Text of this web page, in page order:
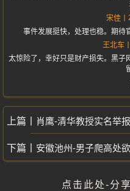
宋佳
事件发展挺快，处理也稳。期待
王北车
太惊险了，幸好只是财产损失。黑子
肖鹰-清华教授实名举报蒋方
安徽池州-男子爬高处欲跳楼
点击此处-分